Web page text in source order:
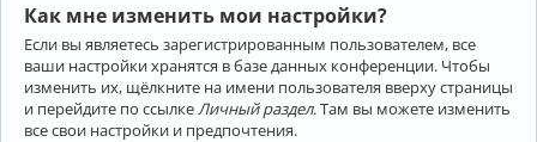
Как мне изменить мои настройки?
Если вы являетесь зарегистрированным пользователем, все
ваши настройки хранятся в базе данных конференции. Чтобы
изменить их, щёлкните на имени пользователя вверху страницы
и перейдите по ссылке Личный раздел. Там вы можете изменить
все свои настройки и предпочтения.